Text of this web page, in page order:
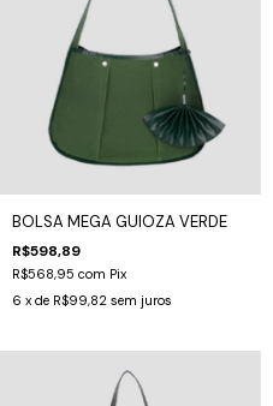
BOLSA MEGA GUIOZA VERDE
R$598,89
R$568,95 com Pix
6 x de R$99,82 sem juros